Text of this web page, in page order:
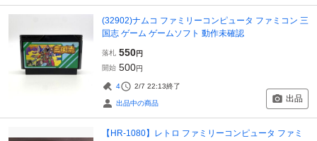
(32902)ナムコ ファミリーコンピュータ ファミコン 三
国志 ゲーム ゲームソフト 動作未確認
落札 550円
開始 500円
4 2/7 22:13終了
出品中の商品 出品
【HR-1080】レトロ ファミリーコンピュータ ファミ